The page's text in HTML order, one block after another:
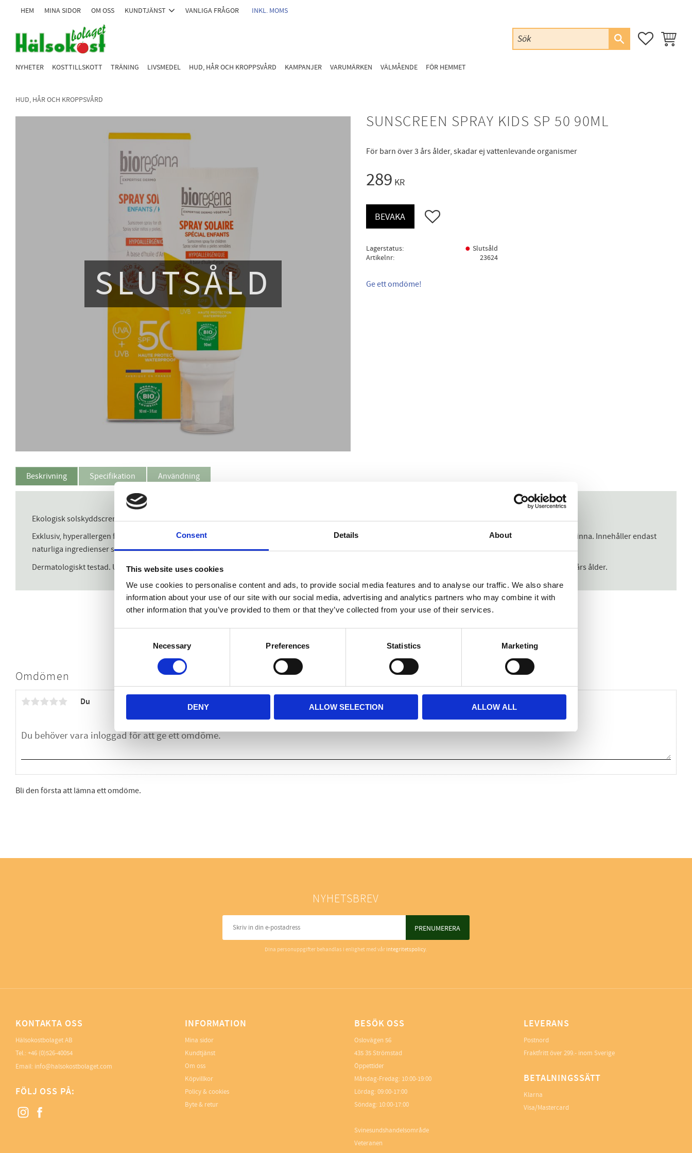
Consent Details About
This website uses cookies
We use cookies to personalise content and ads, to provide social media features and to analyse our traffic. We also share
information about your use of our site with our social media, advertising and analytics partners who may combine it with
other information that you’ve provided to them or that they’ve collected from your use of their services.
Necessary Preferences Statistics Marketing
DENY ALLOW SELECTION ALLOW ALL
HEM MINA SIDOR OM OSS KUNDTJÄNST VANLIGA FRÅGOR INKL. MOMS
FAVORITER
NYHETER KOSTTILLSKOTT TRÄNING LIVSMEDEL HUD, HÅR OCH KROPPSVÅRD KAMPANJER VARUMÄRKEN VÄLMÅENDE FÖR HEMMET
HUD, HÅR OCH KROPPSVÅRD
SUNSCREEN SPRAY KIDS SP 50 90ML
För barn över 3 års ålder, skadar ej vattenlevande organismer
SLUTSÅLD
289 KR
Lägg till i favoriter
BEVAKA
Lagerstatus
Slutsåld
Artikelnr
23624
Ge ett omdöme!
Beskrivning Specifikation Användning
Ekologisk solskyddscreme SPF 50 för barn.
Exklusiv, hyperallergen formula som ger ett högt skydd för barns känsliga hud. Naturligt fysikaliskt filter/mineralfilter mot UVA1, UVA2 + UVB, lämnar ingen vit hinna. Innehåller endast
naturliga ingredienser samt arganolja som verkar vårdande. Vattenresistent.
Dermatologiskt testad. Utan alkohol. Skadar ej vattenlevande organismer, sk korallvänlig solcreme. Med sprayfunktion. Går snabbt in i huden. För barn över 3 års ålder.
Dela med dig
Omdömen
Du
Bli den första att lämna ett omdöme.
NYHETSBREV
PRENUMERERA
Dina personuppgifter behandlas i enlighet med vår integritetspolicy.
KONTAKTA OSS
Hälsokostbolaget AB
Tel.: +46 (0)526-40054
Email: info@halsokostbolaget.com
FÖLJ OSS PÅ:
INFORMATION
Mina sidor
Kundtjänst
Om oss
Köpvillkor
Policy & cookies
Byte & retur
BESÖK OSS
Oslovägen 56
435 35 Strömstad
Öppettider
Måndag-Fredag: 10:00-19:00
Lördag: 09:00-17:00
Söndag: 10:00-17:00
Svinesundshandelsområde
Veteranen
LEVERANS
Postnord
Fraktfritt över 299.- inom Sverige
BETALNINGSSÄTT
Klarna
Visa/Mastercard